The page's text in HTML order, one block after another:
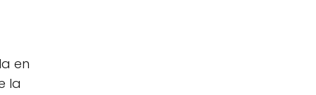
en
la